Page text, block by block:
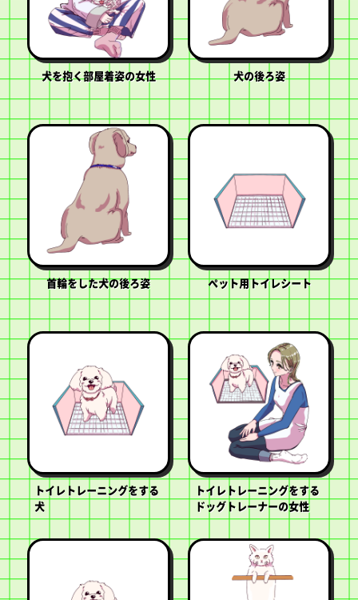
犬を抱く部屋着姿の女性 犬の後ろ姿
首輪をした犬の後ろ姿 ペット用トイレシート
トイレトレーニングをする
犬
トイレトレーニングをする
ドッグトレーナーの女性